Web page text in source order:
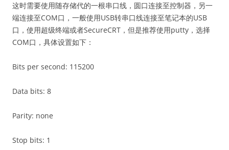
这时需要使用随存储代的一根串口线，圆口连接至控制器，另一
端连接至COM口，一般使用USB转串口线连接至笔记本的USB
口，使用超级终端或者SecureCRT，但是推荐使用putty，选择
COM口，具体设置如下：
Bits per second: 115200
Data bits: 8
Parity: none
Stop bits: 1